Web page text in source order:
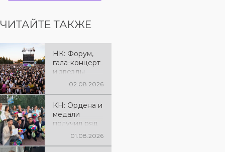
ЧИТАЙТЕ ТАКЖЕ
НК: Форум,
гала-концерт
и звёзды
эстрады: как
Костанайско
й области
02.08.2026
КН: Ордена и
медали
получил ряд
жителей01.08.2026